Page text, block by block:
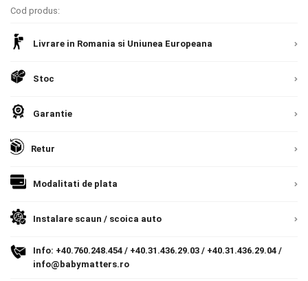
Copyright 2026 BabyMatters
Cod produs:
Livrare in Romania si Uniunea Europeana
Stoc
Garantie
Retur
Modalitati de plata
Instalare scaun / scoica auto
Info: +40.760.248.454 / +40.31.436.29.03 / +40.31.436.29.04 /
info@babymatters.ro
Livrare prin curier in Romania si in Uniunea
Romania, direct la client.
Detalii